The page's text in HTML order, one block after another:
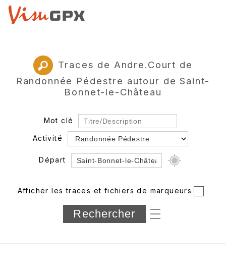
Traces de Andre.Court de
Randonnée Pédestre autour de Saint-
Bonnet-le-Château
Mot clé
Activité
Départ
Département
Longueur min/max
Afficher les traces et fichiers de marqueurs